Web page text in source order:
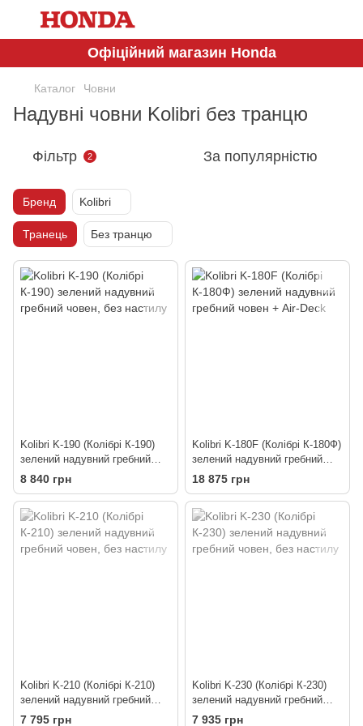
Офіційний магазин Honda
Каталог Човни
Надувні човни Kolibri без транцю
Фільтр 2 За популярністю
Бренд Kolibri
Транець Без транцю
Kolibri K-190 (Колібрі К-190)
зелений надувний гребний
човен, без настилу
8 840 грн
Kolibri K-180F (Колібрі К-180Ф)
зелений надувний гребний
човен + Air-Deck
18 875 грн
Kolibri K-210 (Колібрі К-210)
зелений надувний гребний
човен, без настилу
7 795 грн
Kolibri K-230 (Колібрі К-230)
зелений надувний гребний
човен, без настилу
7 935 грн